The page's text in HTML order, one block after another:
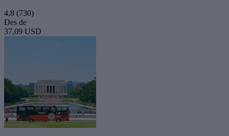
4,8 (730)
Des de
37,09 USD